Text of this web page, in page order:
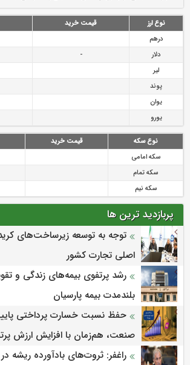
رازی
پیشگیری از سرقت های مجازی
نوع ارز قیمت خرید
درهم
دلار
-
لیر
پوند
یوان
یورو
نوع سکه قیمت خرید
سکه امامی
سکه تمام
سکه نیم
پربازدید ترین ها
توجه به توسعه زیرساخت‌های
اصلی تجارت کشور
رشد پرتفوی بیمه‌های زندگی و
بلندمدت بیمه پارسیان
حفظ نسبت خسارت پرداختی
صنعت، هم‌زمان با افزایش ارزش
راغفر: ثروت‌های بادآورده ریشه در